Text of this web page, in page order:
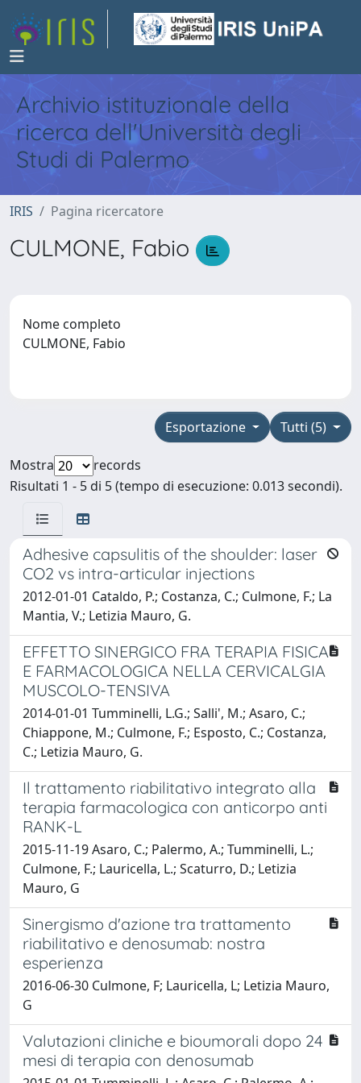
Archivio istituzionale della
ricerca dell'Università degli
Studi di Palermo
IRIS Pagina ricercatore
CULMONE, Fabio
Nome completo
CULMONE, Fabio
Tutti (5)
Esportazione
Mostra
records
Risultati 1 - 5 di 5 (tempo di esecuzione: 0.013 secondi).
Adhesive capsulitis of the shoulder: laser
CO2 vs intra-articular injections
2012-01-01 Cataldo, P.; Costanza, C.; Culmone, F.; La
Mantia, V.; Letizia Mauro, G.
EFFETTO SINERGICO FRA TERAPIA FISICA
E FARMACOLOGICA NELLA CERVICALGIA
MUSCOLO-TENSIVA
2014-01-01 Tumminelli, L.G.; Salli', M.; Asaro, C.;
Chiappone, M.; Culmone, F.; Esposto, C.; Costanza,
C.; Letizia Mauro, G.
Il trattamento riabilitativo integrato alla
terapia farmacologica con anticorpo anti
RANK-L
2015-11-19 Asaro, C.; Palermo, A.; Tumminelli, L.;
Culmone, F.; Lauricella, L.; Scaturro, D.; Letizia
Mauro, G
Sinergismo d'azione tra trattamento
riabilitativo e denosumab: nostra
esperienza
2016-06-30 Culmone, F; Lauricella, L; Letizia Mauro,
G
Valutazioni cliniche e bioumorali dopo 24
mesi di terapia con denosumab